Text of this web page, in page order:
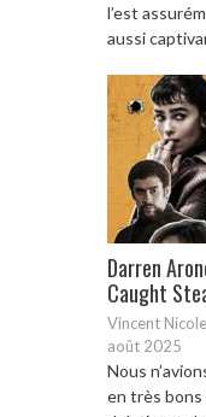
l’est
aussi
Darren
Caught
Vincent
août 2025
Nous
en très bons